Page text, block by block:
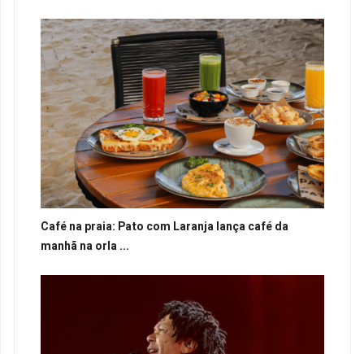
Café na praia: Pato com Laranja lança café da
manhã na orla ...